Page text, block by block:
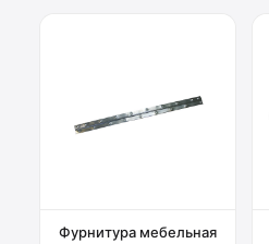
Фурнитура мебельная